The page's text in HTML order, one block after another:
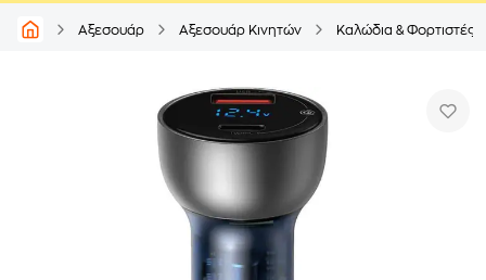
Αξεσουάρ Αξεσουάρ Κινητών Καλώδια & Φορτιστές